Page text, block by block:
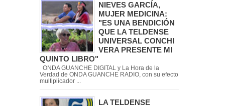
NIEVES GARCÍA,
MUJER MEDICINA:
"ES UNA BENDICIÓN
QUE LA TELDENSE
UNIVERSAL CONCHI
VERA PRESENTE MI
QUINTO LIBRO"
ONDA GUANCHE DIGITAL y La Hora de la
Verdad de ONDA GUANCHE RADIO, con su efecto
multiplicador ...
LA TELDENSE